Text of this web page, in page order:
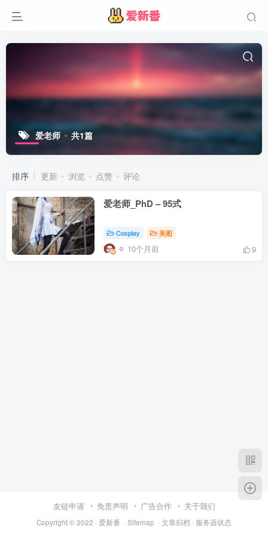
爱老师 共1篇
排序 更新 浏览 点赞 评论
爱老师_PhD – 95式
Cosplay 美图
10个月前 9
友链申请 免责声明 广告合作 关于我们
Copyright © 2022 · 爱新番 · Sitemap · 文章归档 · 服务器状态